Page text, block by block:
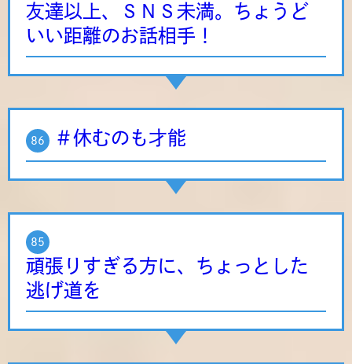
友達以上、ＳＮＳ未満。ちょうど
いい距離のお話相手！
86 ＃休むのも才能
85
頑張りすぎる方に、ちょっとした
逃げ道を